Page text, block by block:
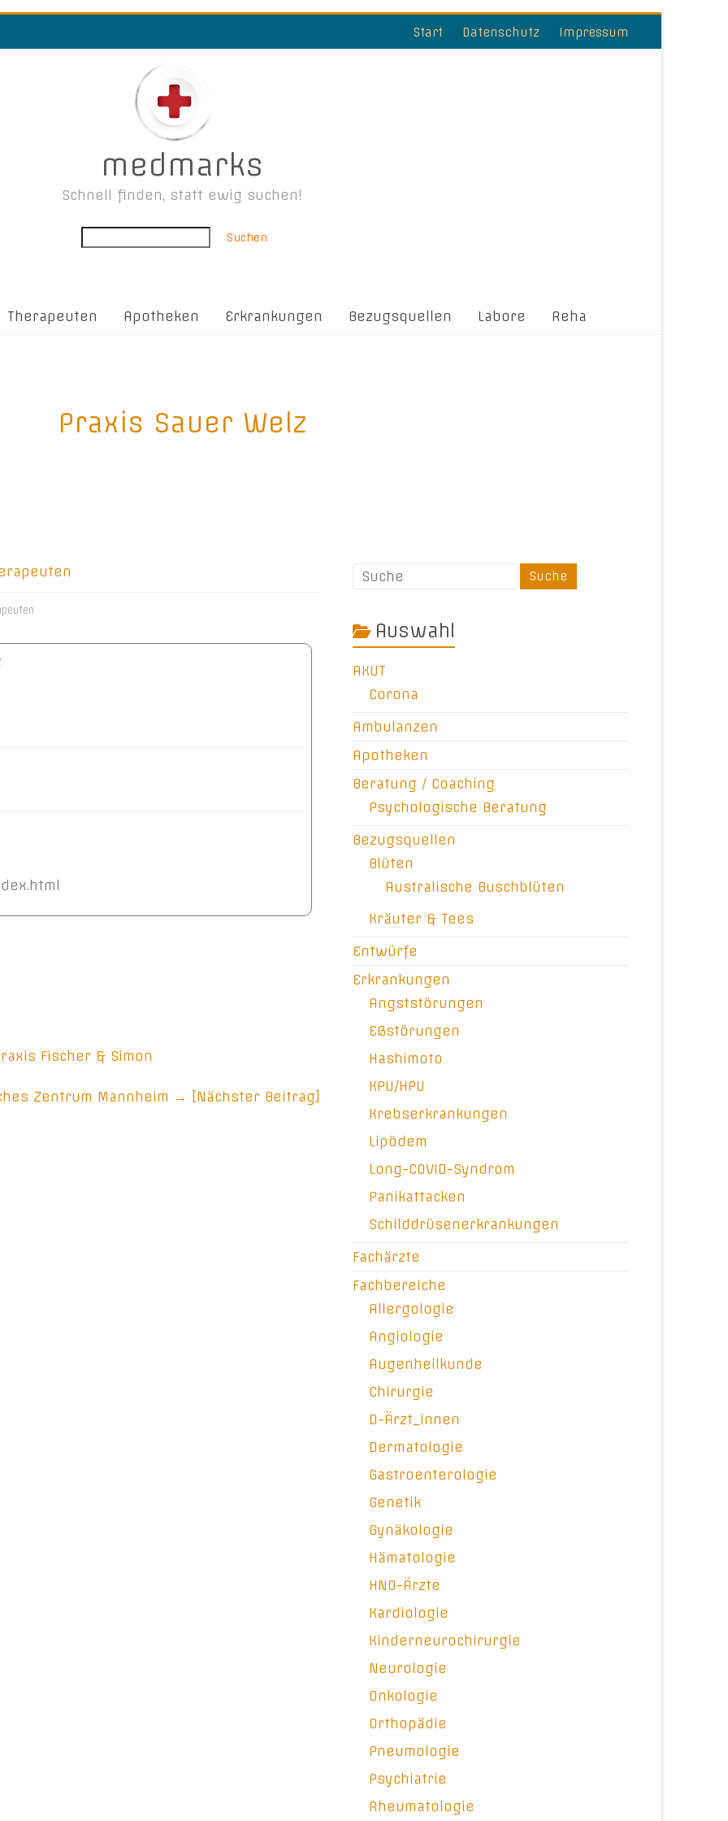
Start Datenschutz Impressum
medmarks
Schnell finden, statt ewig suchen!
Suchen
Therapeuten Apotheken Erkrankungen Bezugsquellen Labore Reha
Praxis Sauer Welz
Fischer & Simon
Zentrum Mannheim → [Nächster Beitrag]
Auswahl
AKUT
Corona
Ambulanzen
Apotheken
Beratung / Coaching
Psychologische Beratung
Bezugsquellen
Blüten
Australische Buschblüten
Kräuter & Tees
Entwürfe
Erkrankungen
Angststörungen
Eßstörungen
Hashimoto
KPU/HPU
Krebserkrankungen
Lipödem
Long-COVID-Syndrom
Panikattacken
Schilddrüsenerkrankungen
Fachärzte
Fachbereiche
Allergologie
Angiologie
Augenheilkunde
Chirurgie
D-Ärzt_innen
Dermatologie
Gastroenterologie
Genetik
Gynäkologie
Hämatologie
HNO-Ärzte
Kardiologie
Kinderneurochirurgie
Neurologie
Onkologie
Orthopädie
Pneumologie
Psychiatrie
Rheumatologie